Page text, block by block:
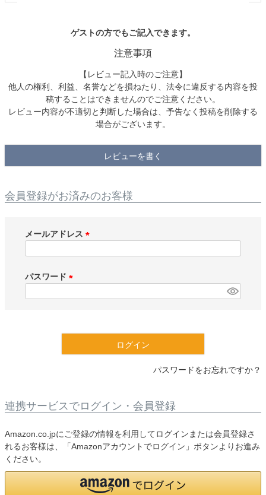
ゲストの方でもご記入できます。
注意事項
【レビュー記入時のご注意】
他人の権利、利益、名誉などを損ねたり、法令に違反する内容を投
稿することはできませんのでご注意ください。
レビュー内容が不適切と判断した場合は、予告なく投稿を削除する
場合がございます。
レビューを書く
会員登録がお済みのお客様
メールアドレス
)
パスワード
ログイン
パスワードをお忘れですか？
連携サービスでログイン・会員登録
Amazon.co.jpにご登録の情報を利用してログインまたは会員登録さ
れるお客様は、「Amazonアカウントでログイン」ボタンよりお進み
ください。